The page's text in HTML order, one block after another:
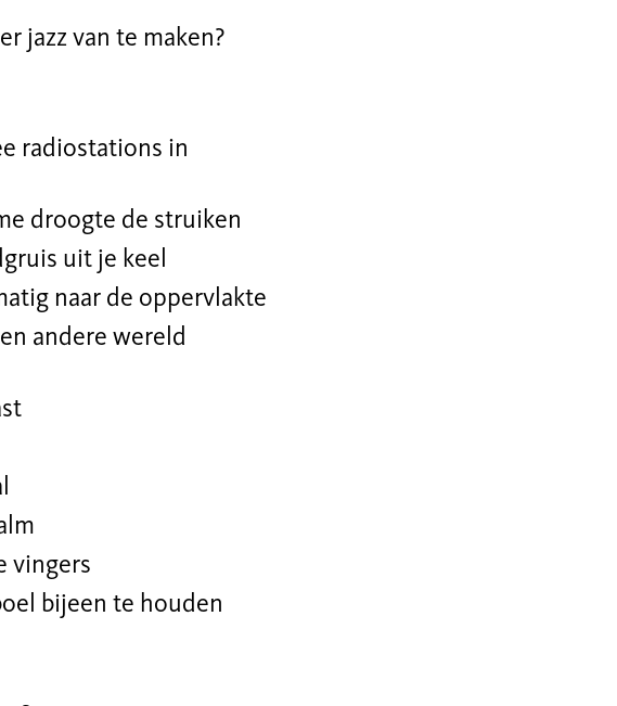
jazz van te maken?
radiostations in
droogte de struiken
uit je keel
naar de oppervlakte
andere wereld
vingers
bijeen te houden